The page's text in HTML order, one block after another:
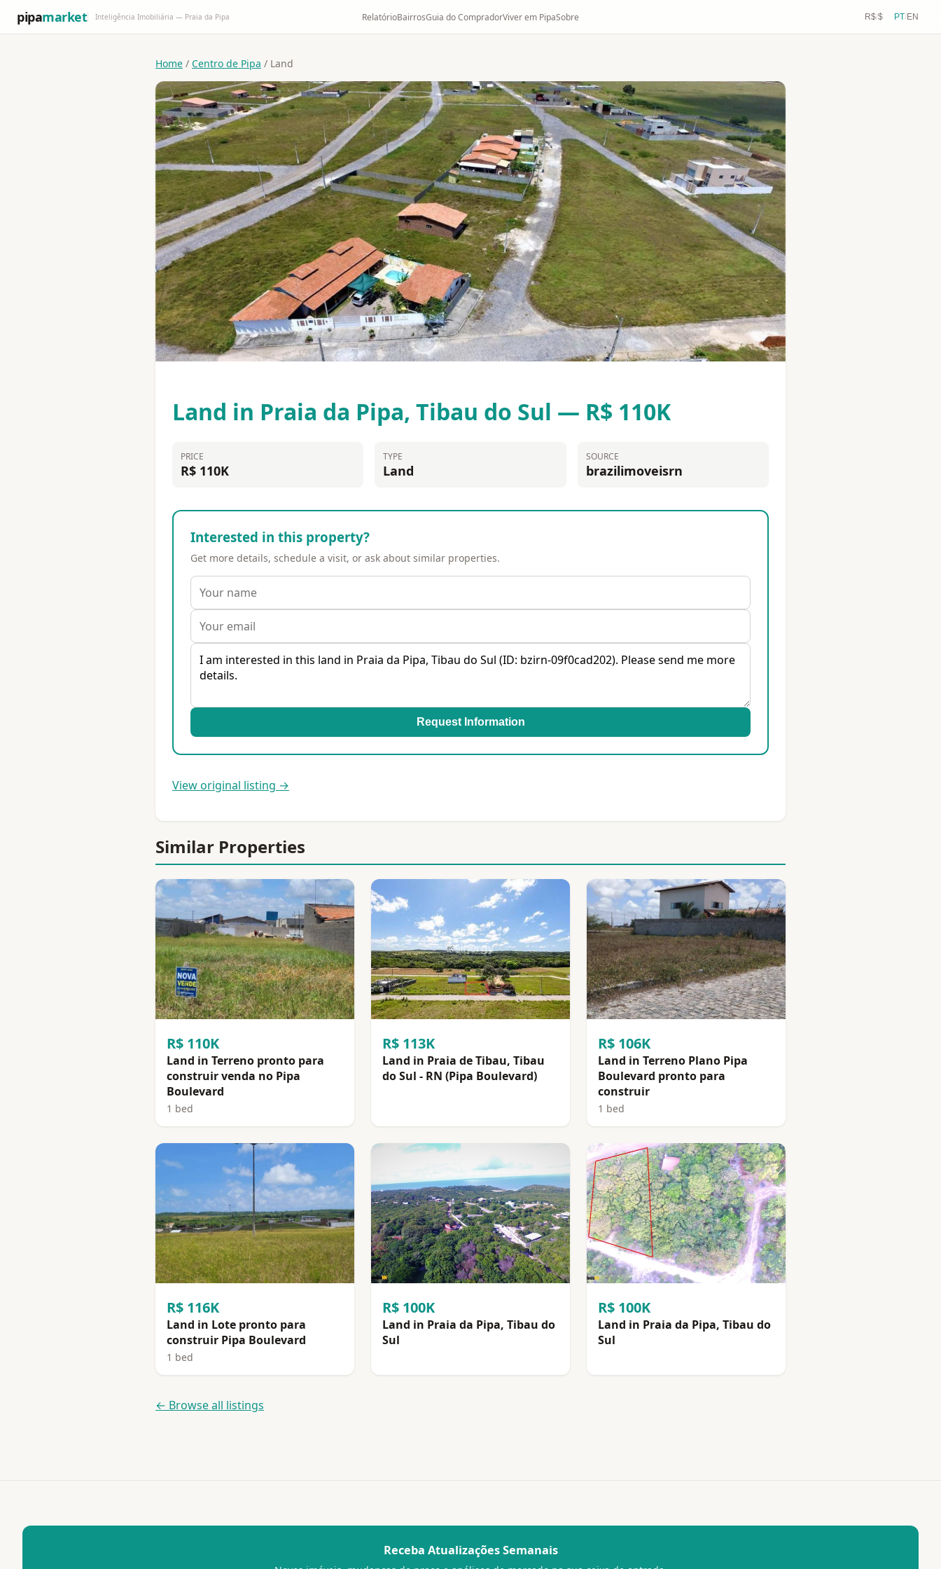
pipamarket Inteligência Imobiliária — Praia da Pipa RelatórioBairrosGuia do CompradorViver em PipaSobre R$/$ PT/EN
Home / Centro de Pipa / Land
Land in Praia da Pipa, Tibau do Sul — R$ 110K
PRICE
R$ 110K
TYPE
Land
SOURCE
brazilimoveisrn
Interested in this property?
Get more details, schedule a visit, or ask about similar properties.
Request Information
View original listing →
Similar Properties
R$ 110K
Land in Terreno pronto para
construir venda no Pipa
Boulevard
1 bed
R$ 113K
Land in Praia de Tibau, Tibau
do Sul - RN (Pipa Boulevard)
R$ 106K
Land in Terreno Plano Pipa
Boulevard pronto para
construir
1 bed
R$ 116K
Land in Lote pronto para
construir Pipa Boulevard
1 bed
R$ 100K
Land in Praia da Pipa, Tibau do
Sul
R$ 100K
Land in Praia da Pipa, Tibau do
Sul
← Browse all listings
Receba Atualizações Semanais